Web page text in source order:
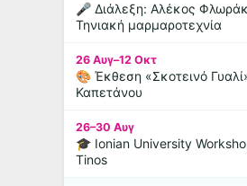
🎤 Διάλεξη: Αλέκος
Τηνιακή μαρμαροτεχνία
26 Αυγ–12 Οκτ
🎨 Έκθεση «Σκοτεινό
Καπετάνου
26–30 Αυγ
🎓 Ionian University
Tinos